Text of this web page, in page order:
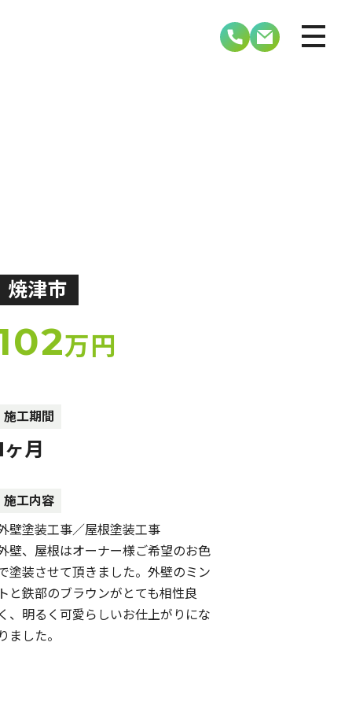
焼津市
万円
施工期間
ヶ月
施工内容
壁塗装工事／屋根塗装工事
壁、屋根はオーナー様ご希望のお色
塗装させて頂きました。外壁のミン
と鉄部のブラウンがとても相性良
、明るく可愛らしいお仕上がりにな
ました。